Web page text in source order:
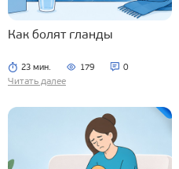
Как болят гланды
23 мин. 179 0
Читать далее